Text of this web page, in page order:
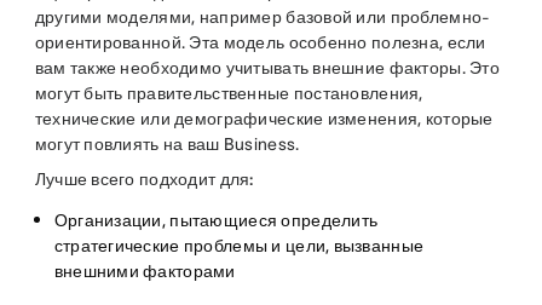
другими моделями, например базовой или проблемно-
ориентированной. Эта модель особенно полезна, если
вам также необходимо учитывать внешние факторы. Это
могут быть правительственные постановления,
технические или демографические изменения, которые
могут повлиять на ваш Business.
Лучше всего подходит для:
Организации, пытающиеся определить
стратегические проблемы и цели, вызванные
внешними факторами